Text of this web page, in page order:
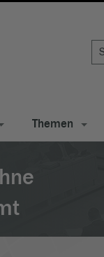
Themen